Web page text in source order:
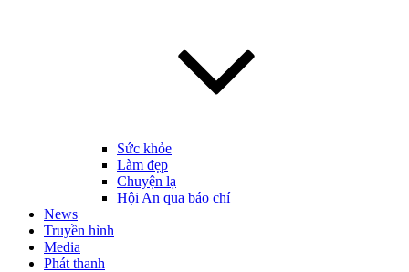
Sức khỏe
Làm đẹp
Chuyện lạ
Hội An qua báo chí
News
Truyền hình
Media
Phát thanh